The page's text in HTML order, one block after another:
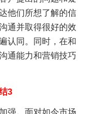
他们所想了解的信
通并取得很好的效
认同。同时，在和
通能力和营销技巧
3
强。面对如今市场